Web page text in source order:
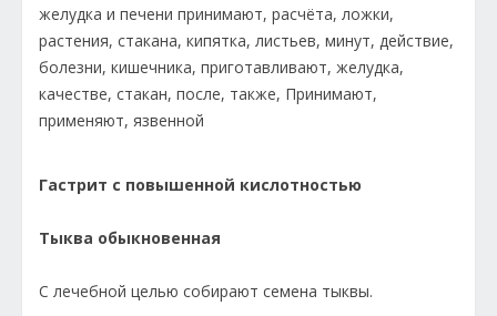
Гастрит с повышенной кислотностью
Тыква обыкновенная
С лечебной целью собирают семена тыквы.